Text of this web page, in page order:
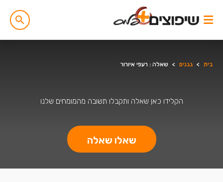
בית > גגנים > שאלה : רעפי איורור
הקלידו כאן שאלה ותקבלו תשובה מהמומחים שלנו
שאלו שאלה